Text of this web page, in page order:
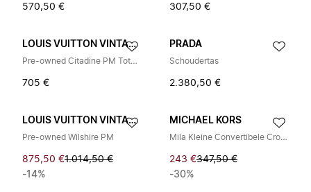
570,50 € 307,50 €
LOUIS VUITTON VINTAGE
Pre-owned Citadine PM Tote bag
705 €
PRADA
Schoudertas
2.380,50 €
LOUIS VUITTON VINTAGE
Pre-owned Wilshire PM
875,50 €1.014,50 €
-14%
MICHAEL KORS
Mila Kleine Convertibele Crossbody Tas
243 €347,50 €
-30%